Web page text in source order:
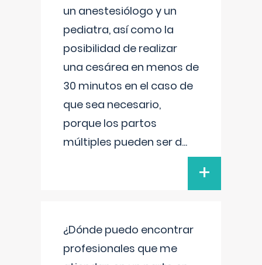
un anestesiólogo y un
pediatra, así como la
posibilidad de realizar
una cesárea en menos de
30 minutos en el caso de
que sea necesario,
porque los partos
múltiples pueden ser d...
+
¿Dónde puedo encontrar
profesionales que me